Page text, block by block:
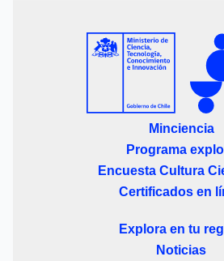
Minciencia
Programa
Encuesta Cultura
Certificados en
Explora en tu
Noticias